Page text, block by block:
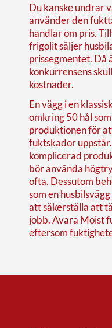
Du kanske undrar
använder den
handlar om pris.
frigolit säljer
prissegmentet.
konkurrensens
kostnader.
En vägg i en
omkring 50 hål
produktionen för
fuktskador
komplicerad
bör använda
ofta. Dessutom
som en
att säkerställa att
jobb. Avara Moist
eftersom